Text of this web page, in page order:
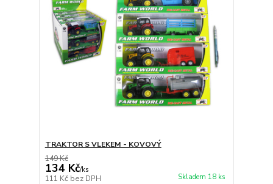
TRAKTOR S VLEKEM - KOVOVÝ
149 Kč
134 Kč/ks
111 Kč bez DPH Skladem 18 ks